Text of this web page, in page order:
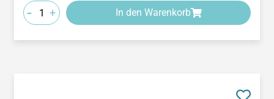
- + In den Warenkorb